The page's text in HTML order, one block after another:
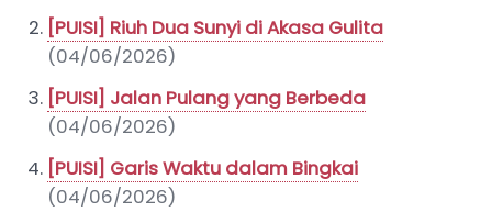
[PUISI] Riuh Dua Sunyi di Akasa Gulita
(04/06/2026)
[PUISI] Jalan Pulang yang Berbeda
(04/06/2026)
[PUISI] Garis Waktu dalam Bingkai
(04/06/2026)